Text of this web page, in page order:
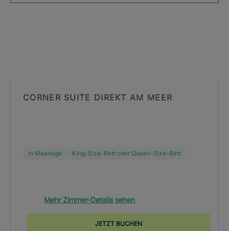
CORNER SUITE DIREKT AM MEER
In Meerlage King-Size-Bett oder Queen-Size-Bett
Mehr Zimmer-Details sehen
JETZT BUCHEN